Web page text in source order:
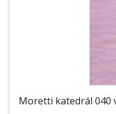
Moretti katedrál 040